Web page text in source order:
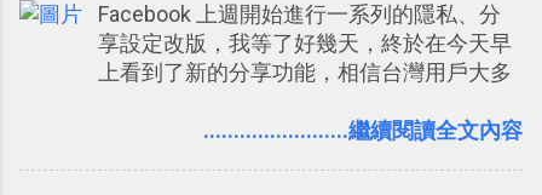
再落落長？專案管理的5個關鍵技巧
2017/8/23 新增 ： 如何用 Trello 做子彈筆
記？我的 Trello GTD 方法範例看板分享
Facebook 上週開始進行一系列的隱私、分
享設定改版，我等了好幾天，終於在今天早
上看到了新的分享功能，相信台灣用戶大多
隱私設定。 嚴格來說，這次新版設定大多數
........................繼續閱讀全文內容